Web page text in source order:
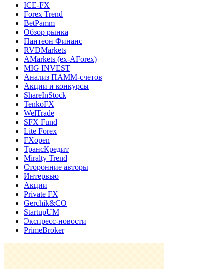
ICE-FX
Forex Trend
BetPamm
Обзор рынка
Пантеон Финанс
RVDMarkets
AMarkets (ex-AForex)
MIG INVEST
Анализ ПАММ-счетов
Акции и конкурсы
ShareInStock
TenkoFX
WelTrade
SFX Fund
Lite Forex
FXopen
ТрансКредит
Miralty Trend
Сторонние авторы
Интервью
Акции
Private FX
Gerchik&CO
StartupUM
Экспресс-новости
PrimeBroker